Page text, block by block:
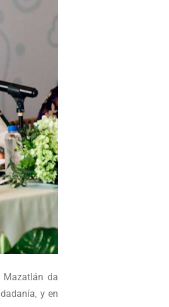
da
y en